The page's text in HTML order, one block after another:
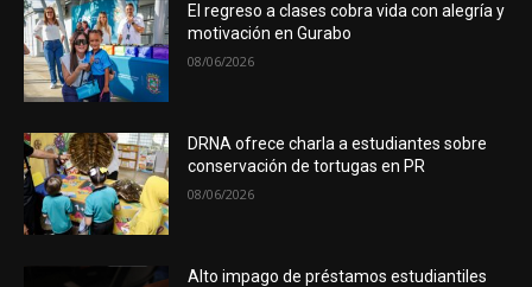
El regreso a clases cobra vida con alegría y
motivación en Gurabo
08/06/2026
DRNA ofrece charla a estudiantes sobre
conservación de tortugas en PR
08/06/2026
Alto impago de préstamos estudiantiles